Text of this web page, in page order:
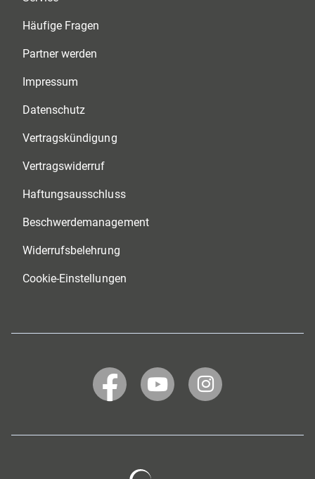
Häufige Fragen
Partner werden
Impressum
Datenschutz
Vertragskündigung
Vertragswiderruf
Haftungsausschluss
Beschwerdemanagement
Widerrufsbelehrung
Cookie-Einstellungen
WERTGARANTIE
bei
WERTGARANTIE
bei
WERTGARANTIE
bei